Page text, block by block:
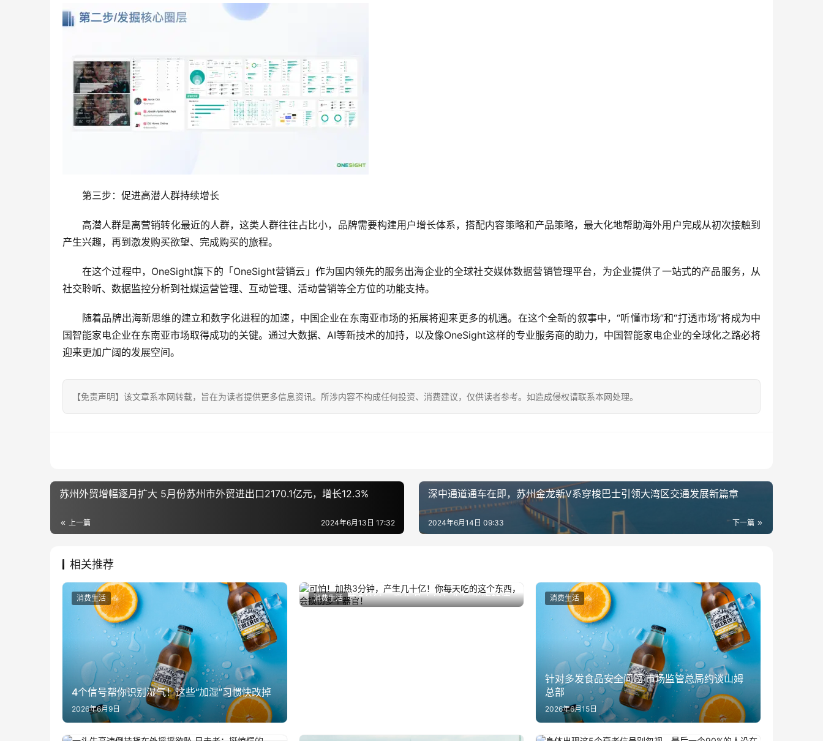
第三步：促进高潜人群持续增长
高潜人群是离营销转化最近的人群，这类人群往往占比小，品牌需要构建用户增长体系，搭配内容策略和产品策略，最大化地帮助海外用户完成从初次接触到
产生兴趣，再到激发购买欲望、完成购买的旅程。
在这个过程中，OneSight旗下的「OneSight营销云」作为国内领先的服务出海企业的全球社交媒体数据营销管理平台，为企业提供了一站式的产品服务，从
社交聆听、数据监控分析到社媒运营管理、互动管理、活动营销等全方位的功能支持。
随着品牌出海新思维的建立和数字化进程的加速，中国企业在东南亚市场的拓展将迎来更多的机遇。在这个全新的叙事中，“听懂市场”和“打透市场”将成为中
国智能家电企业在东南亚市场取得成功的关键。通过大数据、AI等新技术的加持，以及像OneSight这样的专业服务商的助力，中国智能家电企业的全球化之路必将
迎来更加广阔的发展空间。
【免责声明】该文章系本网转载，旨在为读者提供更多信息资讯。所涉内容不构成任何投资、消费建议，仅供读者参考。如造成侵权请联系本网处理。
苏州外贸增幅逐月扩大 5月份苏州市外贸进出口2170.1亿元，增长12.3%
上一篇 2024年6月13日 17:32
深中通道通车在即，苏州金龙新V系穿梭巴士引领大湾区交通发展新篇章
下一篇
2024年6月14日 09:33
相关推荐
4个信号帮你识别湿气！这些“加湿”习惯快改掉
2026年6月9日
消费生活
可怕！加热3分钟，产生几十亿！你每天吃的这
2025年9月6日
消费生活
针对多发食品安全问题 市场监管总局约谈山姆
总部
2026年6月15日
消费生活